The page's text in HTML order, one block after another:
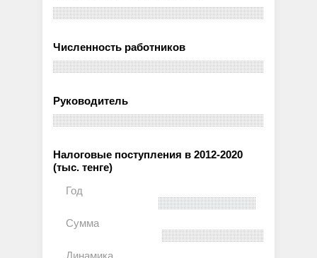
Численность работников
Руководитель
Налоговые поступления в 2012-2020
(тыс. тенге)